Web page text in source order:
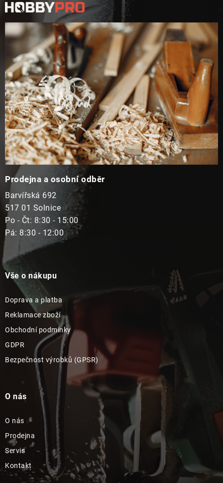
p
a
Prodejna a osobní odběr
Barvířská 692
517 01 Solnice
Po - Čt: 8:30 - 15:00
Pá: 8:30 - 12:00
Vše o nákupu
Doprava a platba
Reklamace zboží
Obchodní podmínky
GDPR
Bezpečnost výrobků (GPSR)
O nás
O nás
Prodejna
Servis
Kontakt